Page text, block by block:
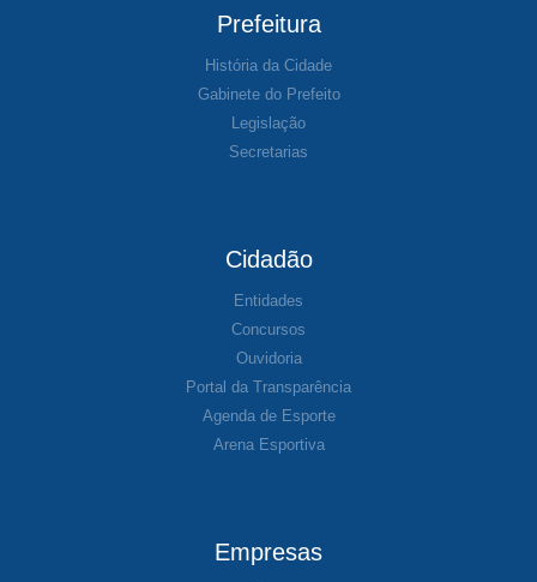
Prefeitura
História da Cidade
Gabinete do Prefeito
Legislação
Secretarias
Cidadão
Entidades
Concursos
Ouvidoria
Portal da Transparência
Agenda de Esporte
Arena Esportiva
Empresas